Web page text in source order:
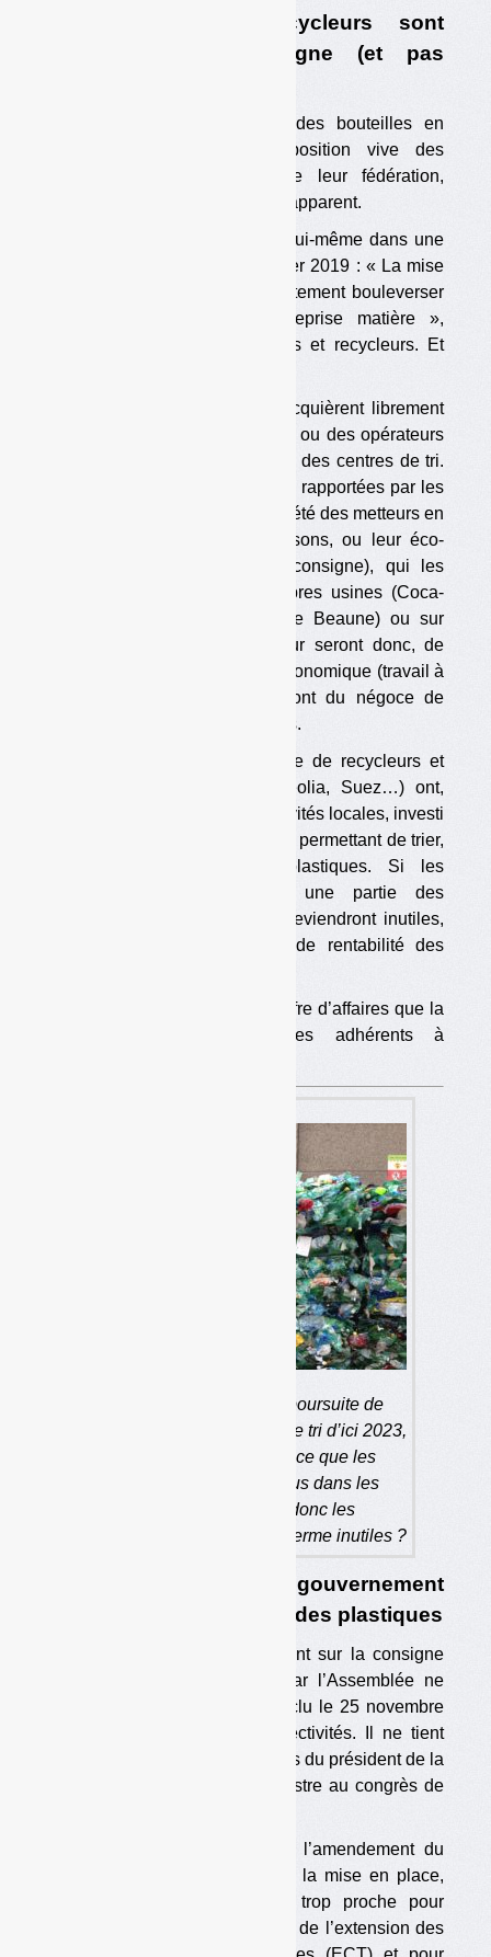
4. Pourquoi les recycleurs sont
opposés à la consigne (et pas
La consigne pour recyclage des bouteilles en
plastique rencontre une opposition vive des
recycleurs-récupérateurs et de leur fédération,
Federec. Le paradoxe n’est qu’apparent.
Le Collectif Boissons le disait lui-même dans une
annexe de son rapport de février 2019 : « La mise
en place de la consigne va fortement bouleverser
les acteurs actuels de la reprise matière »,
autrement dit les récupérateurs et recycleurs. Et
Actuellement, les recycleurs acquièrent librement
auprès des collectivités locales ou des opérateurs
de tri les plastiques triés, sortis des centres de tri.
Avec la consigne, les bouteilles rapportées par les
consommateurs seront la propriété des metteurs en
marché (les marques de boissons, ou leur éco-
organisme spécialisé sur la consigne), qui les
feront recycler dans leurs propres usines (Coca-
Cola en possède une près de Beaune) ou sur
commande. Les recycleurs leur seront donc, de
fait, subordonnés sur le plan économique (travail à
façon). Idem pour ceux qui font du négoce de
déchets de bouteilles plastiques.
Par ailleurs, un certain nombre de recycleurs et
d’opérateurs (dont Paprec, Veolia, Suez…) ont,
comme de nombreuses collectivités locales, investi
dans des centres de tri rénovés permettant de trier,
notamment, les bouteilles plastiques. Si les
bouteilles sont consignées, une partie des
équipements de ces centres deviendront inutiles,
ce qui posera un problème de rentabilité des
Federec estime la perte de chiffre d’affaires que la
consigne générerait sur ses adhérents à
Qui irait investir dans la poursuite de
l’extension des consignes de tri d’ici 2023,
alors que plane la menace que les
bouteilles ne seraient plus dans les
centres de tri, et que donc les
investissements seraient à terme inutiles ?
5. Pourquoi le texte du gouvernement
est un piège contre le tri des plastiques
L’amendement du gouvernement sur la consigne
adopté en première lecture par l’Assemblée ne
correspond pas à l’accord conclu le 25 novembre
avec les associations de collectivités. Il ne tient
pas compte non plus des propos du président de la
République et du Premier ministre au congrès de
La date de 2023 prévue par l’amendement du
gouvernement pour décider de la mise en place,
ou non, de la consigne est trop proche pour
permettre la fin du déploiement de l’extension des